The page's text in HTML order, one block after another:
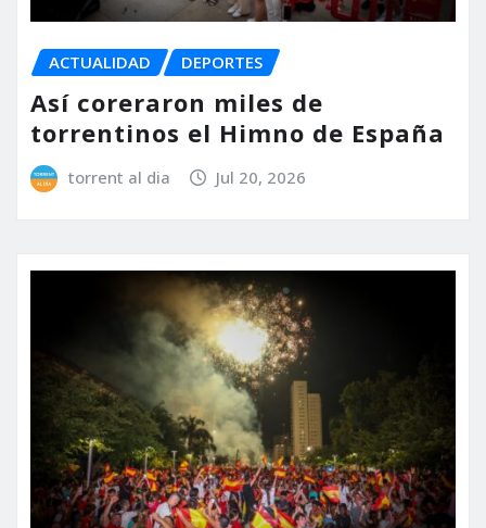
ACTUALIDAD DEPORTES
Así coreraron miles de
torrentinos el Himno de España
torrent al dia Jul 20, 2026